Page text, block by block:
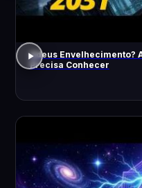
Adeus Envelhecimento?
Precisa Conhecer